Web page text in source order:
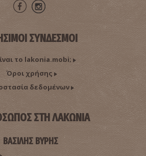
Διρού
ΣΥΝΔΕΣΜΟΙ
το lakonia.mobi;
Όροι χρήσης
δεδομένων
ΣΤΗ ΛΑΚΩΝΙΑ
ΒΑΣΙΛΗΣ ΒΥΡΗΣ